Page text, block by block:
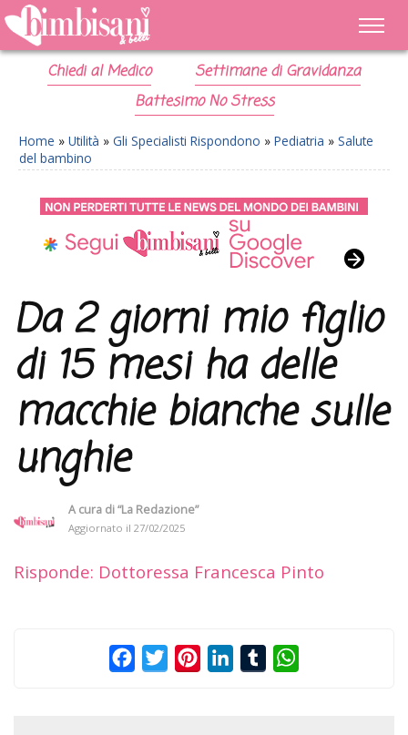
Chiedi al Medico
Settimane di Gravidanza
Battesimo No Stress
Home » Utilità » Gli Specialisti Rispondono » Pediatria » Salute
del bambino
Da 2 giorni mio figlio
di 15 mesi ha delle
macchie bianche sulle
unghie
A cura di“La Redazione”
Aggiornato il 27/02/2025
Risponde: Dottoressa Francesca Pinto
FacebookTwitterPinterestLinkedInTumblr